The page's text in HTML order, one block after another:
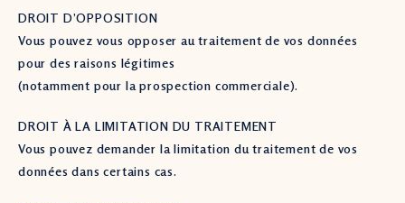
DROIT D’OPPOSITION
Vous pouvez vous opposer au traitement de vos données
pour des raisons légitimes
(notamment pour la prospection commerciale).
DROIT À LA LIMITATION DU TRAITEMENT
Vous pouvez demander la limitation du traitement de vos
données dans certains cas.